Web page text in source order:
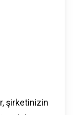
şirketinizin